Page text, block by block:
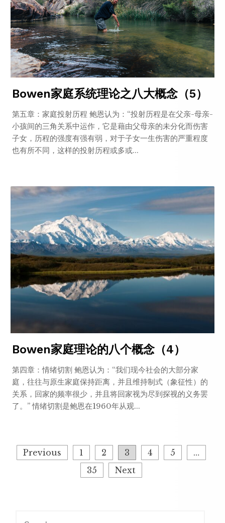
Bowen家庭系统理论之八大概念（5）
第五章：家庭投射历程 鲍恩认为：“投射历程是在父亲-母亲-
小孩间的三角关系中运作，它是藉由父母亲的未分化而伤害
子女，历程的强度有强有弱，对于子女一生伤害的严重程度
也有所不同，这样的投射历程或多或...
Bowen家庭理论的八个概念（4）
第四章：情绪切割 鲍恩认为：“我们现今社会的大部分家
庭，往往与原生家庭保持距离，并且维持制式（象征性）的
关系，回家的频率很少，并且将回家视为尽到探视的义务罢
了。” 情绪切割是鲍恩在1960年从观...
Posts
pagination
Previous 1 2 3 4 5
…
35
Next